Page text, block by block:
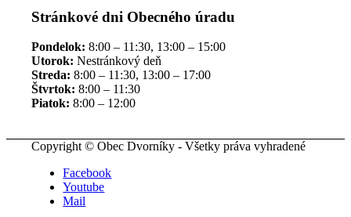
Stránkové dni Obecného úradu
Pondelok: 8:00 – 11:30, 13:00 – 15:00
Utorok: Nestránkový deň
Streda: 8:00 – 11:30, 13:00 – 17:00
Štvrtok: 8:00 – 11:30
Piatok: 8:00 – 12:00
Copyright © Obec Dvorníky - Všetky práva vyhradené
Facebook
Youtube
Mail